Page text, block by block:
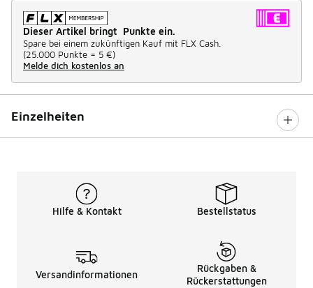
Dieser Artikel bringt Punkte ein.
Spare bei einem zukünftigen Kauf mit FLX Cash.
(25.000 Punkte = 5 €)
Melde dich kostenlos an
Einzelheiten
Hilfe & Kontakt Bestellstatus
Versandinformationen
Rückgaben &
Rückerstattungen